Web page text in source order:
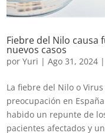
Fiebre del Nilo
nuevos casos
porYuri |Ago 31, 2024 |
La fiebre del Nilo o
preocupación en
habido un repunte de
pacientes afectados y